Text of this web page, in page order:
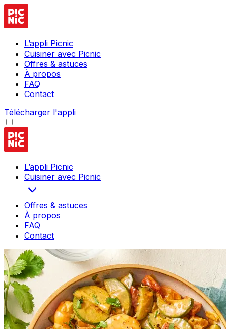
L’appli Picnic
Cuisiner avec Picnic
Offres & astuces
À propos
FAQ
Contact
Télécharger l'appli
L’appli Picnic
Cuisiner avec Picnic
Offres & astuces
À propos
FAQ
Contact